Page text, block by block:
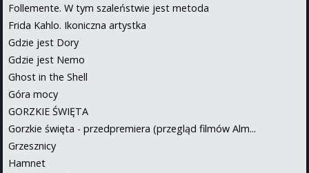
Follemente. W tym szaleństwie jest metoda
Frida Kahlo. Ikoniczna artystka
Gdzie jest Dory
Gdzie jest Nemo
Ghost in the Shell
Góra mocy
GORZKIE ŚWIĘTA
Gorzkie święta - przedpremiera (przegląd filmów Alm...
Grzesznicy
Hamnet